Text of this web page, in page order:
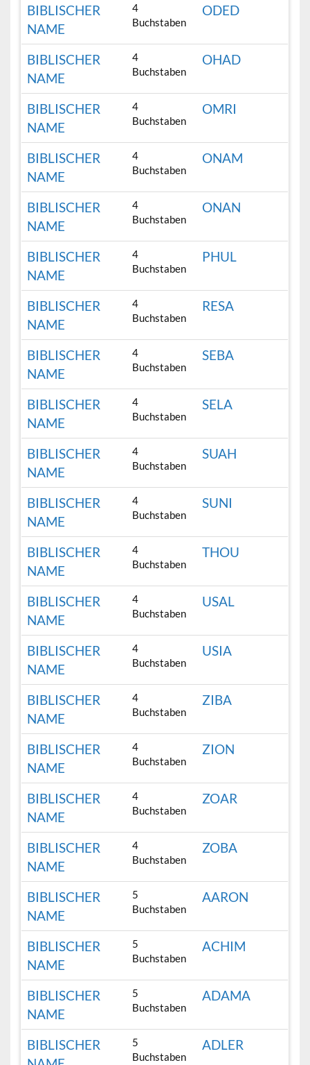
BIBLISCHER
NAME
4
Buchstaben
ODED
BIBLISCHER
NAME
4
Buchstaben
OHAD
BIBLISCHER
NAME
4
Buchstaben
OMRI
BIBLISCHER
NAME
4
Buchstaben
ONAM
BIBLISCHER
NAME
4
Buchstaben
ONAN
BIBLISCHER
NAME
4
Buchstaben
PHUL
BIBLISCHER
NAME
4
Buchstaben
RESA
BIBLISCHER
NAME
4
Buchstaben
SEBA
BIBLISCHER
NAME
4
Buchstaben
SELA
BIBLISCHER
NAME
4
Buchstaben
SUAH
BIBLISCHER
NAME
4
Buchstaben
SUNI
BIBLISCHER
NAME
4
Buchstaben
THOU
BIBLISCHER
NAME
4
Buchstaben
USAL
BIBLISCHER
NAME
4
Buchstaben
USIA
BIBLISCHER
NAME
4
Buchstaben
ZIBA
BIBLISCHER
NAME
4
Buchstaben
ZION
BIBLISCHER
NAME
4
Buchstaben
ZOAR
BIBLISCHER
NAME
4
Buchstaben
ZOBA
BIBLISCHER
NAME
5
Buchstaben
AARON
BIBLISCHER
NAME
5
Buchstaben
ACHIM
BIBLISCHER
NAME
5
Buchstaben
ADAMA
BIBLISCHER
5
Buchstaben
ADLER